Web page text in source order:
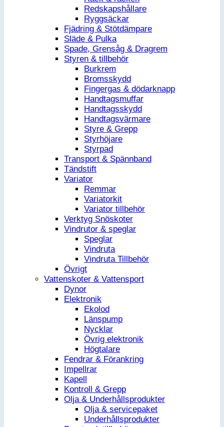
Redskapshållare
Ryggsäckar
Fjädring & Stötdämpare
Släde & Pulka
Spade, Grensåg & Dragrem
Styren & tillbehör
Burkrem
Bromsskydd
Fingergas & dödarknapp
Handtagsmuffar
Handtagsskydd
Handtagsvärmare
Styre & Grepp
Styrhöjare
Styrpad
Transport & Spännband
Tändstift
Variator
Remmar
Variatorkit
Variator tillbehör
Verktyg Snöskoter
Vindrutor & speglar
Speglar
Vindruta
Vindruta Tillbehör
Övrigt
Vattenskoter & Vattensport
Dynor
Elektronik
Ekolod
Länspump
Nycklar
Övrig elektronik
Högtalare
Fendrar & Förankring
Impellrar
Kapell
Kontroll & Grepp
Olja & Underhållsprodukter
Olja & servicepaket
Underhållsprodukter